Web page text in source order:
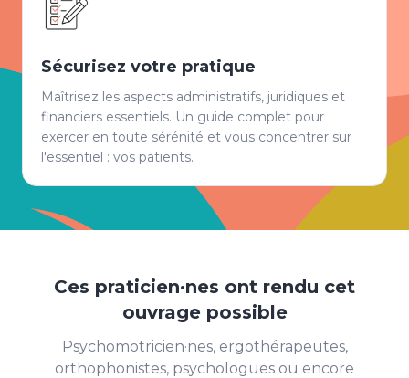
Sécurisez votre pratique
Maîtrisez les aspects administratifs, juridiques et
financiers essentiels. Un guide complet pour
exercer en toute sérénité et vous concentrer sur
l'essentiel : vos patients.
Ces praticien·nes ont rendu cet
ouvrage possible
Psychomotricien·nes, ergothérapeutes,
orthophonistes, psychologues ou encore